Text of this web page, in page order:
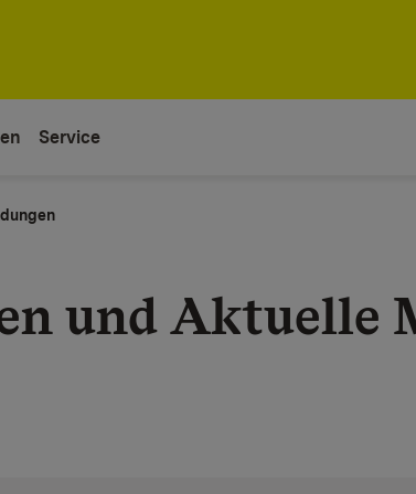
Service
und Aktuelle